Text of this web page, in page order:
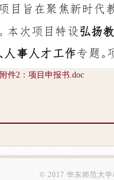
附件2：项目申报书.doc
© 2017 华东师范大